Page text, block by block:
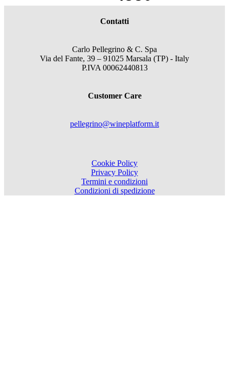
Contatti
Carlo Pellegrino & C. Spa
Via del Fante, 39 – 91025 Marsala (TP) - Italy
P.IVA 00062440813
Customer Care
pellegrino@wineplatform.it
Cookie Policy
Privacy Policy
Termini e condizioni
Condizioni di spedizione